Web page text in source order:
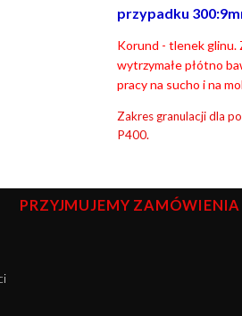
przypadku
Korund - tlenek glinu.
wytrzymałe płótno
pracy na sucho i na
Zakres granulacji dla
P400.
PRZYJMUJEMY